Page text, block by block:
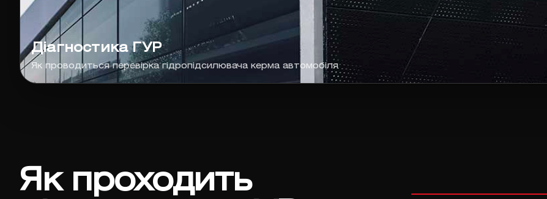
Діагностика ГУР
Як проводиться перевірка гідропідсилювача керма автомобіля
Як проходить